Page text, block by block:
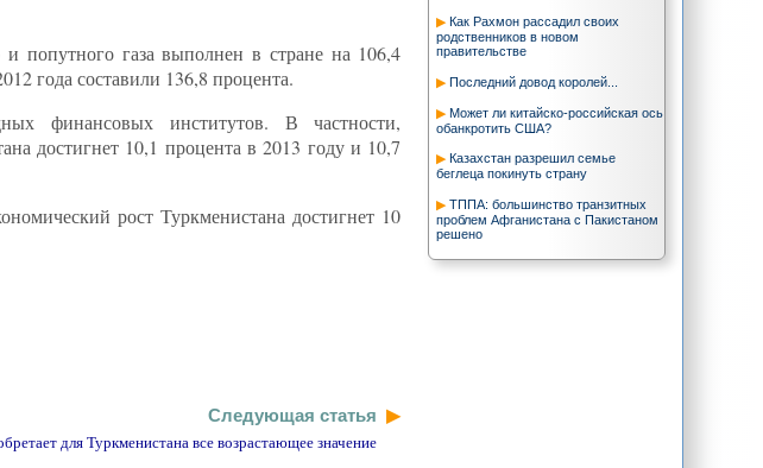
Как Рахмон рассадил своих
родственников в новом
правительстве
Последний довод королей...
Может ли китайско-российская ось
обанкротить США?
Казахстан разрешил семье
беглеца покинуть страну
ТППА: большинство транзитных
проблем Афганистана с Пакистаном
решено
Иран в системе безопасности на
попутного газа выполнен в стране на 106,4
года составили 136,8 процента.
финансовых институтов. В частности,
достигнет 10,1 процента в 2013 году и 10,7
рост Туркменистана достигнет 10
Следующая статья
для Туркменистана все возрастающее значение